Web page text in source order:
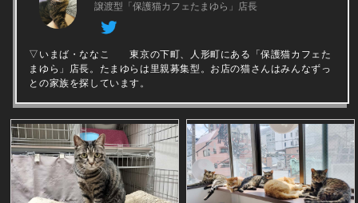
譲渡型「保護猫カフェたまゆら」店長
▽いまば・ななこ 東京の下町、人形町にある「保護猫カフェた
まゆら」店長。たまゆらは里親募集型。お店の猫さんはみんなずっ
との家族を探しています。